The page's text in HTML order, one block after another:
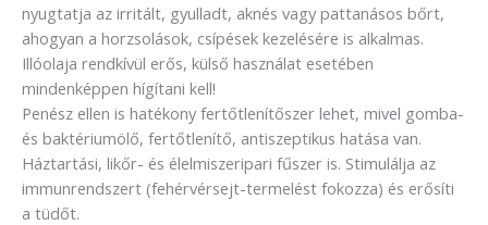
nyugtatja az irritált, gyulladt, aknés vagy pattanásos bőrt,
ahogyan a horzsolások, csípések kezelésére is alkalmas.
Illóolaja rendkívül erős, külső használat esetében
mindenképpen hígítani kell!
Penész ellen is hatékony fertőtlenítőszer lehet, mivel gomba-
és baktériumölő, fertőtlenítő, antiszeptikus hatása van.
Háztartási, likőr- és élelmiszeripari fűszer is. Stimulálja az
immunrendszert (fehérvérsejt-termelést fokozza) és erősíti
a tüdőt.